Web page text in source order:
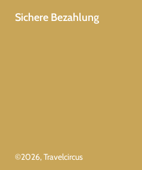
Sichere Bezahlung
©2026, Travelcircus